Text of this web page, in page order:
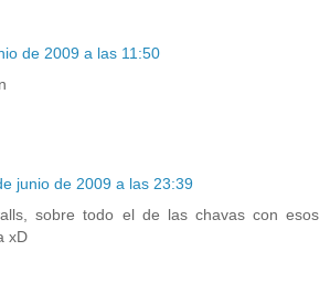
de 2009 a las 11:50
junio de 2009 a las 23:39
sobre todo el de las chavas con esos
xD